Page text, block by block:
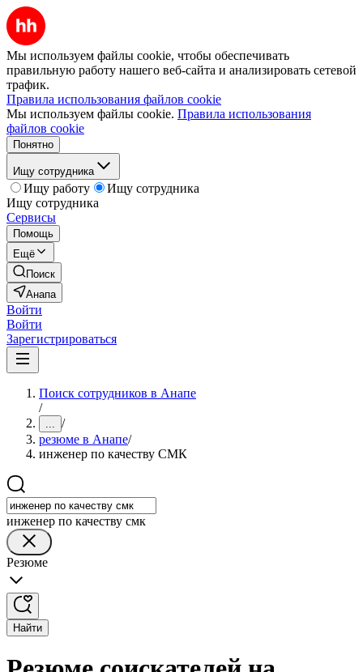
Мы используем файлы cookie, чтобы обеспечивать
правильную работу нашего веб-сайта и анализировать сетевой
трафик.
Правила использования файлов cookie
Мы используем файлы cookie. Правила использования
файлов cookie
Понятно
Ищу сотрудника
Ищу работу
Ищу сотрудника
Ищу сотрудника
Сервисы
Помощь
Ещё
Поиск
Анапа
Войти
Войти
Зарегистрироваться
Поиск сотрудников в Анапе
/
... /
резюме в Анапе/
инженер по качеству СМК
инженер по качеству смк
Резюме
Найти